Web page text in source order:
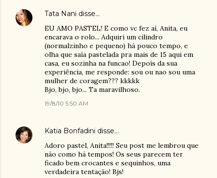
Tata Nani disse…
EU AMO PASTEL! E como vc fez aí, Anita, eu
encarava o rolo... Adquiri um cilindro
(normalzinho e pequeno) há pouco tempo, e
olha que saía pastelada pra mais de 15 aqui em
casa, eu sozinha na funcao! Depois da sua
experiência, me responde: sou ou nao sou uma
mulher de coragem??? kkkkk
Bjo, bjo, bjo... Ta maravilhoso.
19/8/10 5:50 AM
Katia Bonfadini disse…
Adoro pastel, Anita!!!!! Seu post me lembrou que
não como há tempos! Os seus parecem ter
ficado bem crocantes e sequinhos, uma
verdadeira tentação! Bjs!